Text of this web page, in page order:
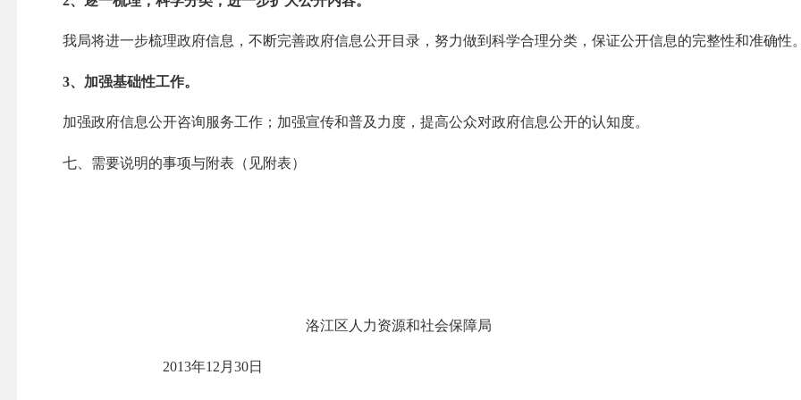
我局将进一步梳理政府信息，不断完善政府信息公开目录，努力做到科学合理分类，保证公开信息的完整性和准确性
3、加强基础性工作。
加强政府信息公开咨询服务工作；加强宣传和普及力度，提高公众对政府信息公开的认知度。
七、需要说明的事项与附表（见附表）
洛江区人力资源和社会保障局
2013年12 月30日